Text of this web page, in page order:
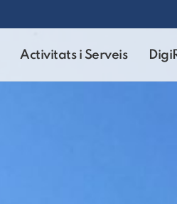
Activitats i Serveis